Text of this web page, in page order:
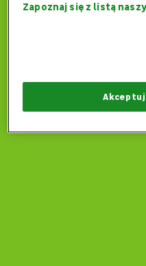
Ups... Coś
Czy możemy
Wróć na
Zapoznaj się z listą